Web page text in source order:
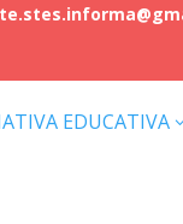
EDUCATIVA 3